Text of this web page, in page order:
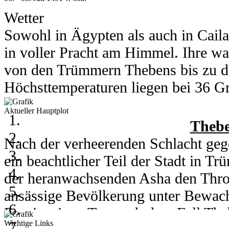
Was erwartet euch auf dieser
heraus! Und ein kleiner Tipp: Lasst
Wetter
Sowohl in Ägypten als auch in
in voller Pracht am Himmel. Ihre
von den Trümmern Thebens bis zu
Höchsttemperaturen liegen bei 36
Grad runter.
In Kou herrschen am 6. und 7. Juli
Grad. Am 8. des Monats kühlt ein
auf 28 Grad runter. Nachts erreicht
06. - 08. Juli 2003
Aktueller Hauptplot
Nach der verheerenden Schlacht
ein beachtlicher Teil der Stadt in
der heranwachsenden Asha den
ansässige Bevölkerung unter
Bereits einen Tag nach dem Fall
Wichtige Links